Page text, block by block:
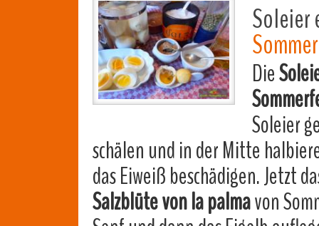
Soleier
Die
Soleier
schälen und in der Mitte
das Eiweiß beschädigen. Jetzt
Salzblüte von la palmavon